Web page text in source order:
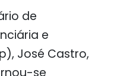
de
e
José Castro,
se